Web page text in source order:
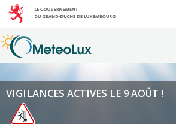
VIGILANCES ACTIVES LE 9 AOÛT !